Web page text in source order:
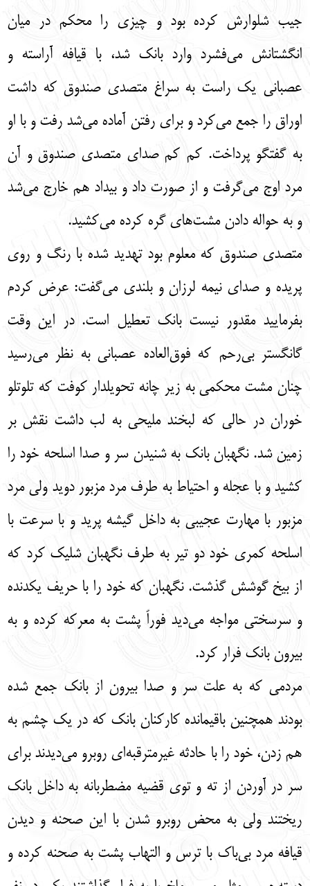
جیب شلوارش کرده بود و چیزی را محکم در میان
انگشتانش می‌فشرد وارد بانک شد، با قیافه آراسته و
عصبانی یک راست به سراغ متصدی صندوق که داشت
اوراق را جمع می‌کرد و برای رفتن آماده می‌شد رفت و با او
به گفتگو پرداخت. کم کم صدای متصدی صندوق و آن
مرد اوج می‌گرفت و از صورت داد و بیداد هم خارج می‌شد
و به حواله دادن مشت‌های گره کرده می‌کشید.
متصدی صندوق که معلوم بود تهدید شده با رنگ و روی
پریده و صدای نیمه لرزان و بلندی می‌گفت: عرض کردم
بفرمایید مقدور نیست بانک تعطیل است. در این وقت
گانگستر بی‌رحم که فوق‌العاده عصبانی به نظر می‌رسید
چنان مشت محکمی به زیر چانه تحویلدار کوفت که تلوتلو
خوران در حالی که لبخند ملیحی به لب داشت نقش بر
زمین شد. نگهبان بانک به شنیدن سر و صدا اسلحه خود را
کشید و با عجله و احتیاط به طرف مرد مزبور دوید ولی مرد
مزبور با مهارت عجیبی به داخل گیشه پرید و با سرعت با
اسلحه کمری خود دو تیر به طرف نگهبان شلیک کرد که
از بیخ گوشش گذشت. نگهبان که خود را با حریف یکدنده
و سرسختی مواجه می‌دید فوراً پشت به معرکه کرده و به
بیرون بانک فرار کرد.
مردمی که به علت سر و صدا بیرون از بانک جمع شده
بودند همچنین باقیمانده کارکنان بانک که در یک چشم به
هم زدن، خود را با حادثه غیرمترقبه‌ای روبرو می‌دیدند برای
سر در آوردن از ته و توی قضیه مضطربانه به داخل بانک
ریختند ولی به محض روبرو شدن با این صحنه و دیدن
قیافه مرد بی‌باک با ترس و التهاب پشت به صحنه کرده و